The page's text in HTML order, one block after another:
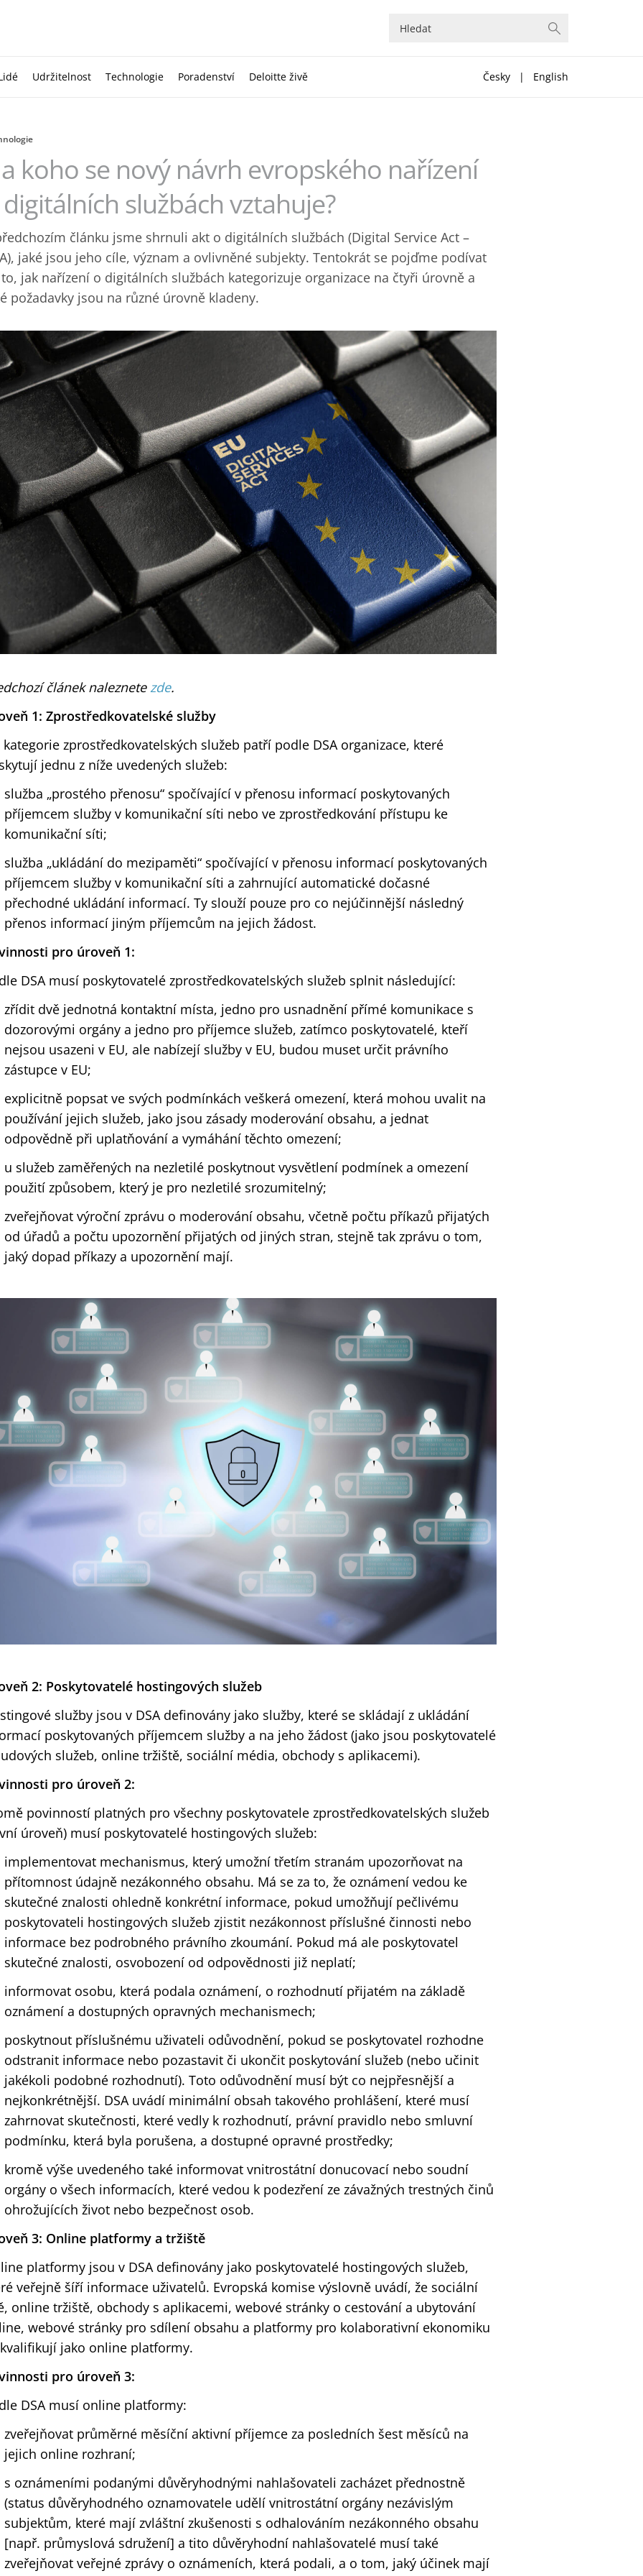
Udržitelnost Technologie Poradenství Deloitte živě Česky | English
koho se nový návrh evropského nařízení
službách vztahuje?
článku jsme shrnuli akt o digitálních službách (Digital Service Act –
jaké jsou jeho cíle, význam a ovlivněné subjekty. Tentokrát se pojďme podívat
jak nařízení o digitálních službách kategorizuje organizace na čtyři úrovně a
požadavky jsou na různé úrovně kladeny.
článek naleznetezde.
1: Zprostředkovatelské služby
kategorie zprostředkovatelských služeb patří podle DSA organizace, které
jednu z níže uvedených služeb:
služba „prostého přenosu“ spočívající v přenosu informací poskytovaných
příjemcem služby v komunikační síti nebo ve zprostředkování přístupu ke
komunikační síti;
služba „ukládání do mezipaměti“ spočívající v přenosu informací poskytovaných
příjemcem služby v komunikační síti a zahrnující automatické dočasné
přechodné ukládání informací. Ty slouží pouze pro co nejúčinnější následný
přenos informací jiným příjemcům na jejich žádost.
pro úroveň 1:
DSA musí poskytovatelé zprostředkovatelských služeb splnit následující:
zřídit dvě jednotná kontaktní místa, jedno pro usnadnění přímé komunikace s
dozorovými orgány a jedno pro příjemce služeb, zatímco poskytovatelé, kteří
nejsou usazeni v EU, ale nabízejí služby v EU, budou muset určit právního
zástupce v EU;
explicitně popsat ve svých podmínkách veškerá omezení, která mohou uvalit na
používání jejich služeb, jako jsou zásady moderování obsahu, a jednat
odpovědně při uplatňování a vymáhání těchto omezení;
u služeb zaměřených na nezletilé poskytnout vysvětlení podmínek a omezení
použití způsobem, který je pro nezletilé srozumitelný;
zveřejňovat výroční zprávu o moderování obsahu, včetně počtu příkazů přijatých
od úřadů a počtu upozornění přijatých od jiných stran, stejně tak zprávu o tom,
jaký dopad příkazy a upozornění mají.
2: Poskytovatelé hostingových služeb
služby jsou v DSA definovány jako služby, které se skládají z ukládání
poskytovaných příjemcem služby a na jeho žádost (jako jsou poskytovatelé
služeb, online tržiště, sociální média, obchody s aplikacemi).
pro úroveň 2:
povinností platných pro všechny poskytovatele zprostředkovatelských služeb
úroveň) musí poskytovatelé hostingových služeb:
implementovat mechanismus, který umožní třetím stranám upozorňovat na
přítomnost údajně nezákonného obsahu. Má se za to, že oznámení vedou ke
skutečné znalosti ohledně konkrétní informace, pokud umožňují pečlivému
poskytovateli hostingových služeb zjistit nezákonnost příslušné činnosti nebo
informace bez podrobného právního zkoumání. Pokud má ale poskytovatel
skutečné znalosti, osvobození od odpovědnosti již neplatí;
informovat osobu, která podala oznámení, o rozhodnutí přijatém na základě
oznámení a dostupných opravných mechanismech;
poskytnout příslušnému uživateli odůvodnění, pokud se poskytovatel rozhodne
odstranit informace nebo pozastavit či ukončit poskytování služeb (nebo učinit
jakékoli podobné rozhodnutí). Toto odůvodnění musí být co nejpřesnější a
nejkonkrétnější. DSA uvádí minimální obsah takového prohlášení, které musí
zahrnovat skutečnosti, které vedly k rozhodnutí, právní pravidlo nebo smluvní
podmínku, která byla porušena, a dostupné opravné prostředky;
kromě výše uvedeného také informovat vnitrostátní donucovací nebo soudní
orgány o všech informacích, které vedou k podezření ze závažných trestných činů
ohrožujících život nebo bezpečnost osob.
3: Online platformy a tržiště
platformy jsou v DSA definovány jako poskytovatelé hostingových služeb,
veřejně šíří informace uživatelů. Evropská komise výslovně uvádí, že sociální
online tržiště, obchody s aplikacemi, webové stránky o cestování a ubytování
webové stránky pro sdílení obsahu a platformy pro kolaborativní ekonomiku
jako online platformy.
pro úroveň 3:
DSA musí online platformy:
zveřejňovat průměrné měsíční aktivní příjemce za posledních šest měsíců na
jejich online rozhraní;
s oznámeními podanými důvěryhodnými nahlašovateli zacházet přednostně
(status důvěryhodného oznamovatele udělí vnitrostátní orgány nezávislým
subjektům, které mají zvláštní zkušenosti s odhalováním nezákonného obsahu
[např. průmyslová sdružení] a tito důvěryhodní nahlašovatelé musí také
zveřejňovat veřejné zprávy o oznámeních, která podali, a o tom, jaký účinek mají